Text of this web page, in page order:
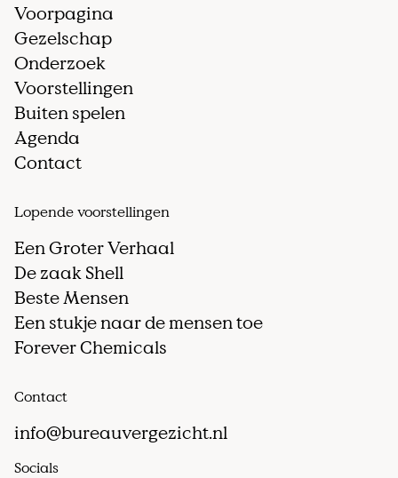
Voorpagina
Gezelschap
Onderzoek
Voorstellingen
Buiten spelen
Agenda
Contact
Lopende voorstellingen
Een Groter Verhaal
De zaak Shell
Beste Mensen
Een stukje naar de mensen toe
Forever Chemicals
Contact
info@bureauvergezicht.nl
Socials